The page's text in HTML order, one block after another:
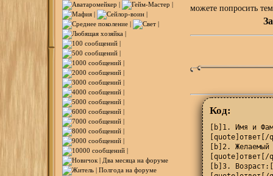
можете попросить
Код:
[b]1. Имя и
[quote]ответ[/
[b]2.
[quote]ответ[/
[b]3.